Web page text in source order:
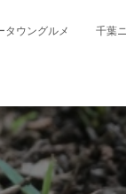
タウングルメ 千葉